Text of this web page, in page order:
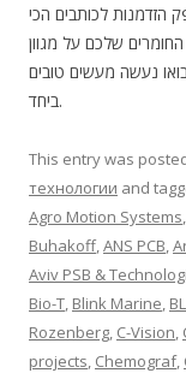
הזדמנות לכותבים הכי
שלכם על מגוון
נעשה מעשים טובים
ביחד.
This entry was
технологии and
Agro Motion Systems,
Buhakoff,ANS PCB,
Aviv PSB &
Bio-T, Blink Marine,
Rozenberg, C-Vision,
projects, Chemograf,